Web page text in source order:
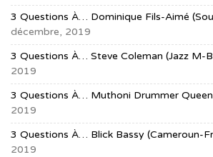
3 Questions À… Dominique Fils-Aimé
décembre, 2019
3 Questions À… Steve Coleman (jazz M-
2019
3 Questions À… Muthoni Drummer
2019
3 Questions À… Blick Bassy (Cameroun-
2019